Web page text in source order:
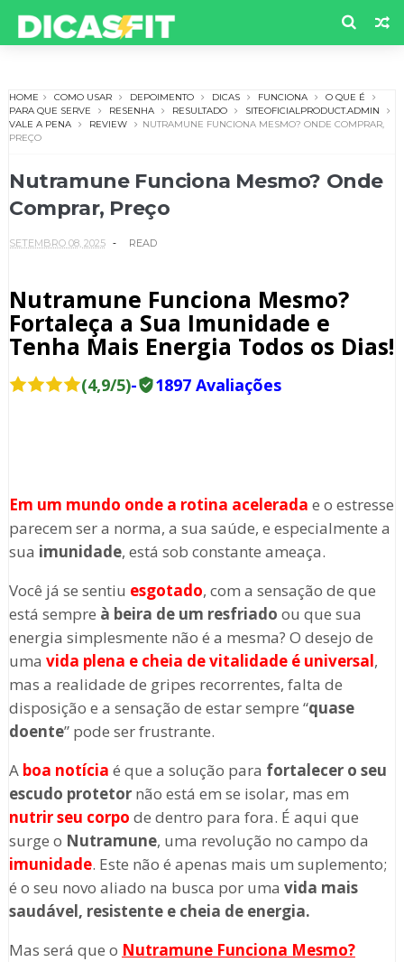
HOME COMO USAR DEPOIMENTO DICAS FUNCIONA
O QUE É
PARA QUE SERVE
RESENHA RESULTADO
SITEOFICIALPRODUCT.ADMIN
VALE A PENA
REVIEW
NUTRAMUNE FUNCIONA MESMO? ONDE COMPRAR,
PREÇO
Nutramune Funciona Mesmo? Onde
Comprar, Preço
SETEMBRO 08, 2025 READ
Nutramune Funciona Mesmo?
Fortaleça a Sua Imunidade e
Tenha Mais Energia Todos os Dias!
(4,9/5)- 1897 Avaliações
Em um mundo onde a rotina acelerada e o estresse
parecem ser a norma, a sua saúde, e especialmente a
sua imunidade, está sob constante ameaça.
Você já se sentiu esgotado, com a sensação de que
está sempre à beira de um resfriado ou que sua
energia simplesmente não é a mesma? O desejo de
uma vida plena e cheia de vitalidade é universal,
mas a realidade de gripes recorrentes, falta de
disposição e a sensação de estar sempre “quase
doente” pode ser frustrante.
A boa notícia é que a solução para fortalecer o seu
escudo protetornão está em se isolar, mas em
nutrir seu corpo de dentro para fora. É aqui que
surge o Nutramune, uma revolução no campo da
imunidade. Este não é apenas mais um suplemento;
é o seu novo aliado na busca por uma vida mais
saudável, resistente e cheia de energia.
Mas será que o NutramuneFunciona Mesmo?